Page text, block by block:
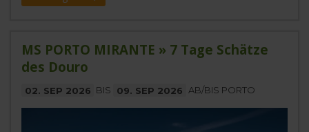
MS PORTO MIRANTE » 7 Tage Schätze
des Douro
02. SEP 2026 BIS 09. SEP 2026 AB/BIS PORTO